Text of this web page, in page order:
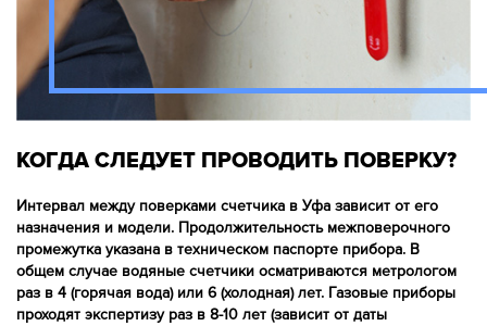
КОГДА СЛЕДУЕТ ПРОВОДИТЬ ПОВЕРКУ?
Интервал между поверками счетчика в Уфа зависит от его
назначения и модели. Продолжительность межповерочного
промежутка указана в техническом паспорте прибора. В
общем случае водяные счетчики осматриваются метрологом
раз в 4 (горячая вода) или 6 (холодная) лет. Газовые приборы
проходят экспертизу раз в 8-10 лет (зависит от даты